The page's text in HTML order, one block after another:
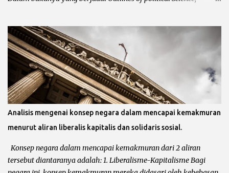
tidak memasukkan bentuk negara totaliter ataupun otoriter
kedalam klasifikasi negara. Setelah klasifikasi Leacock diperbaiki
masih juga belum sempurna, hal ini karena belum
ditempatkannya negara-negara demokrasi modern dan
demokrasi kuno. Maka setelah itu, Shina menyempurnakan
klasifikasi Leacock dengan bentuk-bentuk totaliter atau otoriter
dan yang bersifat anti demokrasi. a. Demokratis Republik
tunggal dan didalamnya tidak terdapat negara bagian. Negara
kesatuan menempatkan pemerintah pusat sebagai otoritas
tertinggi. Sementara wilayah-wilayah administratif di...
Analisis mengenai konsep negara dalam mencapai kemakmuran
menurut aliran liberalis kapitalis dan solidaris sosial.
Konsep negara dalam mencapai kemakmuran dari 2 aliran
tersebut diantaranya adalah: 1. Liberalisme-Kapitalisme Bagi